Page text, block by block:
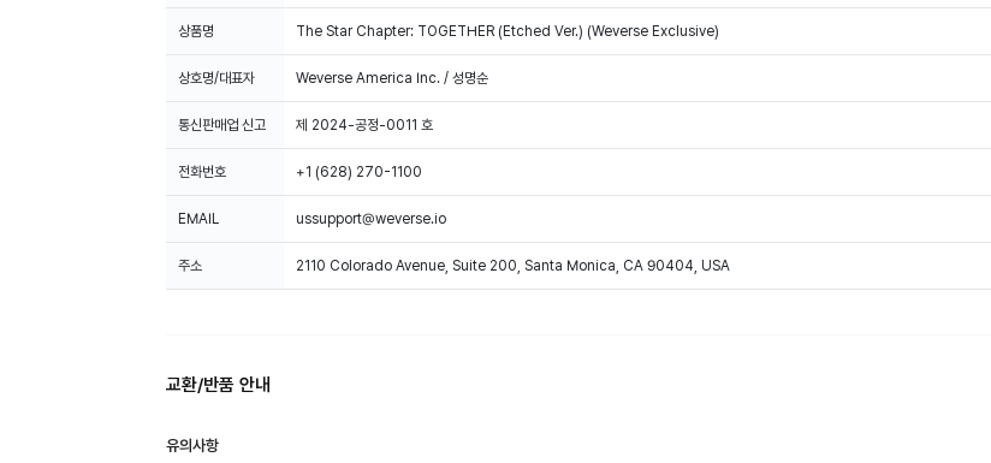
상품명 The Star Chapter: TOGETHER (Etched Ver.) (Weverse Exclusive)
상호명/대표자 Weverse America Inc. / 성명순
통신판매업 신고 제 2024-공정-0011 호
전화번호 +1 (628) 270-1100
EMAIL ussupport@weverse.io
주소 2110 Colorado Avenue, Suite 200, Santa Monica, CA 90404, USA
교환/반품 안내
유의사항